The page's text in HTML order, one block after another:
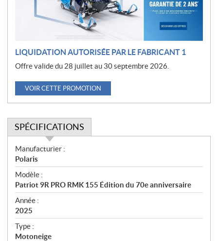
LIQUIDATION AUTORISÉE PAR LE FABRICANT 1
Offre valide du 28 juillet au 30 septembre 2026.
VOIR CETTE PROMOTION
SPÉCIFICATIONS
S
p
é
c
i
f
i
c
a
Manufacturier :
Polaris
Modèle :
Patriot 9R PRO RMK 155 Édition du 70e anniversaire
Année :
2025
Type :
Motoneige